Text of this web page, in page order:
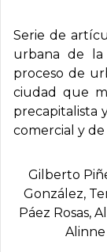
Serie de
urbana de
proceso de
ciudad que
precapitalista
comercial y de
Gilberto
González,
Páez Rosas,